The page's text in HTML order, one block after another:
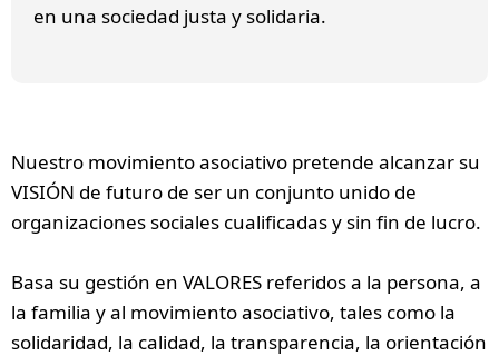
en una sociedad justa y solidaria.
Nuestro movimiento asociativo pretende alcanzar su
VISIÓN de futuro de ser un conjunto unido de
organizaciones sociales cualificadas y sin fin de lucro.
Basa su gestión en VALORES referidos a la persona, a
la familia y al movimiento asociativo, tales como la
solidaridad, la calidad, la transparencia, la orientación